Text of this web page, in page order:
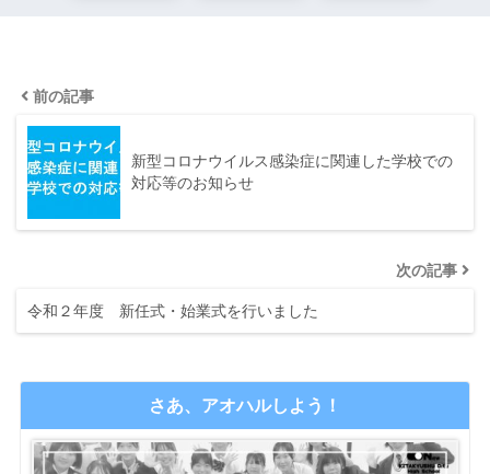
前の記事
新型コロナウイルス感染症に関連した学校での
対応等のお知らせ
次の記事
令和２年度 新任式・始業式を行いました
さあ、アオハルしよう！